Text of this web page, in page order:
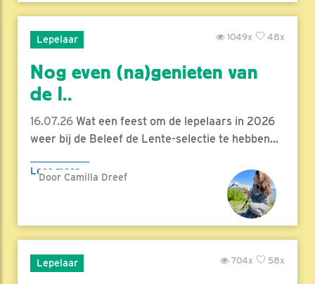
Lepelaar 48x
1049x
Nog even (na)genieten van
de l..
16.07.26 Wat een feest om de lepelaars in 2026
weer bij de Beleef de Lente-selectie te hebben...
Lees meer
Door Camilla Dreef
Lepelaar 58x
704x